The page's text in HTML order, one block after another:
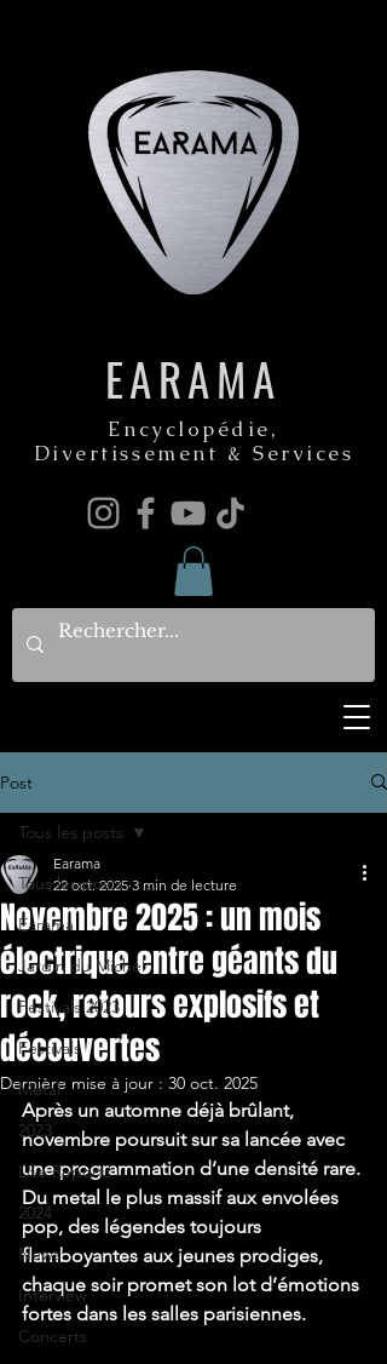
EARAMA
Encyclopédie,
Divertissement & Services
Post
Tous les posts
Earama
Jardin du Michel
Festivals 2023
Festivals
Metal
2023
Live Reports
2024
News
Interview
Concerts
Tous les posts
Novembre 2025 : un mois
électrique entre géants du
rock, retours explosifs et
découvertes
Earama
22 oct. 2025 3 min de lecture
Dernière mise à jour : 30 oct. 2025
Après un automne déjà brûlant,
novembre poursuit sur sa lancée avec
une programmation d’une densité rare.
Du metal le plus massif aux envolées
pop, des légendes toujours
flamboyantes aux jeunes prodiges,
chaque soir promet son lot d’émotions
fortes dans les salles parisiennes.